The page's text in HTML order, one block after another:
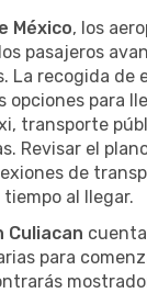
México, los
pasajeros
La recogida de
opciones para
transporte
Revisar el
de
al llegar.
Culiacan
para